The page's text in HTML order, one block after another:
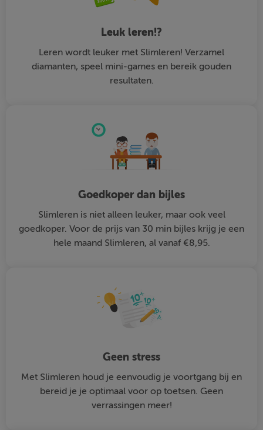
Leuk leren!?
Leren wordt leuker met Slimleren! Verzamel
diamanten, speel mini-games en bereik gouden
resultaten.
Goedkoper dan bijles
Slimleren is niet alleen leuker, maar ook veel
goedkoper. Voor de prijs van 30 min bijles krijg je een
hele maand Slimleren, al vanaf €8,95.
Geen stress
Met Slimleren houd je eenvoudig je voortgang bij en
bereid je je optimaal voor op toetsen. Geen
verrassingen meer!